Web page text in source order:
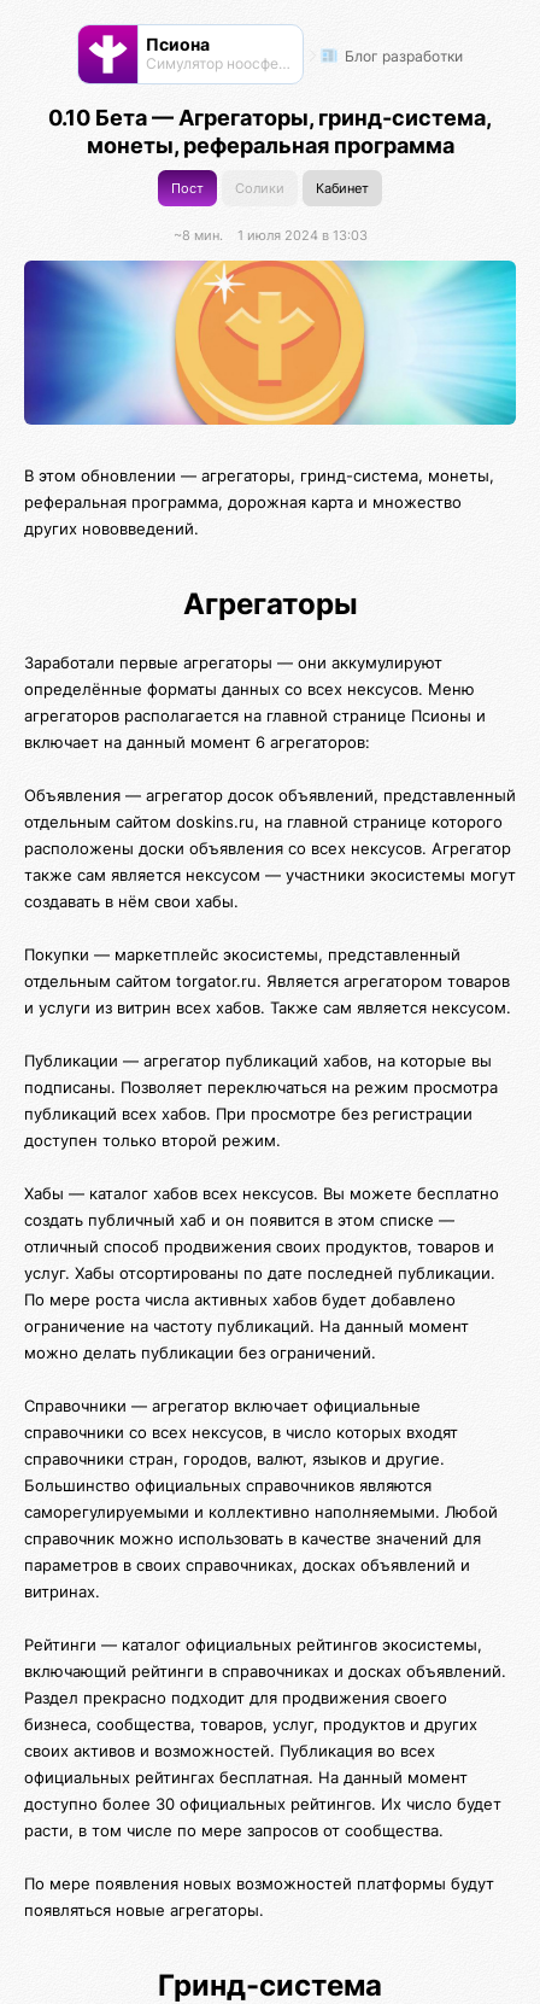
Псиона
Cимулятор ноосферы Блог разработки
0.10 Бета — Агрегаторы, гринд-система,
монеты, реферальная программа
Пост Солики Кабинет
~8 мин. 1 июля 2024 в 13:03
В этом обновлении — агрегаторы, гринд-система, монеты,
реферальная программа, дорожная карта и множество
других нововведений.
Агрегаторы
Заработали первые агрегаторы — они аккумулируют
определённые форматы данных со всех нексусов. Меню
агрегаторов располагается на главной странице Псионы и
включает на данный момент 6 агрегаторов:
Объявления — агрегатор досок объявлений, представленный
отдельным сайтом doskins.ru, на главной странице которого
расположены доски объявления со всех нексусов. Агрегатор
также сам является нексусом — участники экосистемы могут
создавать в нём свои хабы.
Покупки — маркетплейс экосистемы, представленный
отдельным сайтом torgator.ru. Является агрегатором товаров
и услуги из витрин всех хабов. Также сам является нексусом.
Публикации — агрегатор публикаций хабов, на которые вы
подписаны. Позволяет переключаться на режим просмотра
публикаций всех хабов. При просмотре без регистрации
доступен только второй режим.
Хабы — каталог хабов всех нексусов. Вы можете бесплатно
создать публичный хаб и он появится в этом списке —
отличный способ продвижения своих продуктов, товаров и
услуг. Хабы отсортированы по дате последней публикации.
По мере роста числа активных хабов будет добавлено
ограничение на частоту публикаций. На данный момент
можно делать публикации без ограничений.
Справочники — агрегатор включает официальные
справочники со всех нексусов, в число которых входят
справочники стран, городов, валют, языков и другие.
Большинство официальных справочников являются
саморегулируемыми и коллективно наполняемыми. Любой
справочник можно использовать в качестве значений для
параметров в своих справочниках, досках объявлений и
витринах.
Рейтинги — каталог официальных рейтингов экосистемы,
включающий рейтинги в справочниках и досках объявлений.
Раздел прекрасно подходит для продвижения своего
бизнеса, сообщества, товаров, услуг, продуктов и других
своих активов и возможностей. Публикация во всех
официальных рейтингах бесплатная. На данный момент
доступно более 30 официальных рейтингов. Их число будет
расти, в том числе по мере запросов от сообщества.
По мере появления новых возможностей платформы будут
появляться новые агрегаторы.
Гринд-система